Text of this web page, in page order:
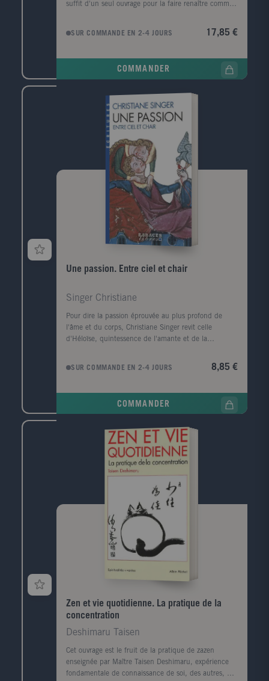
suffit d'un seul ouvrage pour la faire renaître comme
cathédrales, signé d'un certain Fulcanelli. Dans ce
texte unique en son genre, l'auteur se livre à une
grandes cathédrales de France, en particulier Notre-
extraordinairement convaincante, comment ce
langage pictural inscrit dans la pierre constitue en
réalité une initiation complète aux opérations
alchimiques les plus poussées. Ce livre est l'un des
très grands classiques de l'ésotérisme contemporain,
mais aussi un puissant témoignage de la richesse et
de la complexité de notre patrimoine culturel, du
Moyen Âge jusqu'au temps présent. Fulcanelli, d'une
manière ou d'une autre, est toujours vivant et son
enseignement nous interpelle, que l'on adhère ou
non à l'alchimie.
SUR COMMANDE EN 2-4 JOURS 17,85 €
COMMANDER
Une passion. Entre ciel et chair
Singer Christiane
Pour dire la passion éprouvée au plus profond de
l'âme et du corps, Christiane Singer revit celle
d'Héloïse, quintessence de l'amante et de la
tout à la fois païenne et spirituelle, ce bréviaire fou,
cette exaltation unique du plaisir et de l'extase, un
SUR COMMANDE EN 2-4 JOURS 8,85 €
COMMANDER
Zen et vie quotidienne. La pratique de la
concentration
Deshimaru Taisen
Cet ouvrage est le fruit de la pratique de zazen
enseignée par Maître Taisen Deshimaru, expérience
fondamentale de connaissance de soi, des autres, du